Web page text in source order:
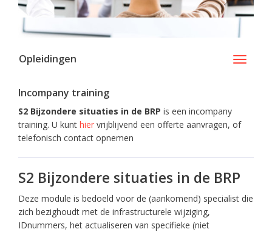
Toggle
Opleidingen
Incompany training
S2 Bijzondere situaties in de BRP is een incompany
training. U kunt hier vrijblijvend een offerte aanvragen, of
telefonisch contact opnemen
S2 Bijzondere situaties in de BRP
Deze module is bedoeld voor de (aankomend) specialist die
zich bezighoudt met de infrastructurele wijziging,
IDnummers, het actualiseren van specifieke (niet